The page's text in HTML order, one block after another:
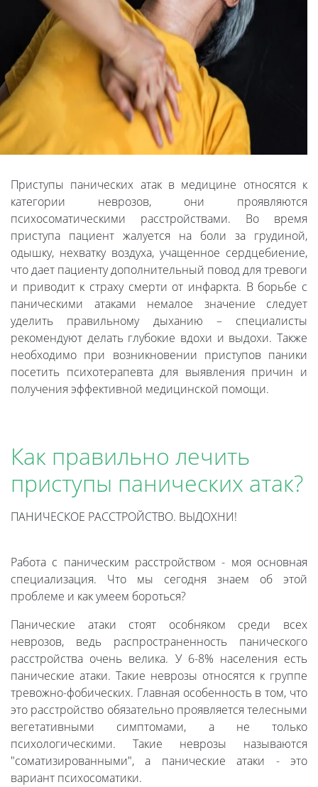
Приступы панических атак в медицине относятся к
категории неврозов, они проявляются
психосоматическими расстройствами. Во время
приступа пациент жалуется на боли за грудиной,
одышку, нехватку воздуха, учащенное сердцебиение,
что дает пациенту дополнительный повод для тревоги
и приводит к страху смерти от инфаркта. В борьбе с
паническими атаками немалое значение следует
уделить правильному дыханию – специалисты
рекомендуют делать глубокие вдохи и выдохи. Также
необходимо при возникновении приступов паники
посетить психотерапевта для выявления причин и
получения эффективной медицинской помощи.
Как правильно лечить
приступы панических атак?
ПАНИЧЕСКОЕ РАССТРОЙСТВО. ВЫДОХНИ!
Работа с паническим расстройством - моя основная
специализация. Что мы сегодня знаем об этой
проблеме и как умеем бороться?
Панические атаки стоят особняком среди всех
неврозов, ведь распространенность панического
расстройства очень велика. У 6-8% населения есть
панические атаки. Такие неврозы относятся к группе
тревожно-фобических. Главная особенность в том, что
это расстройство обязательно проявляется телесными
вегетативными симптомами, а не только
психологическими. Такие неврозы называются
"соматизированными", а панические атаки - это
вариант психосоматики.